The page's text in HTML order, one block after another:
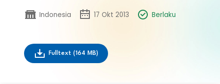
Indonesia 17 Okt 2013 Berlaku
Fulltext (164 MB)